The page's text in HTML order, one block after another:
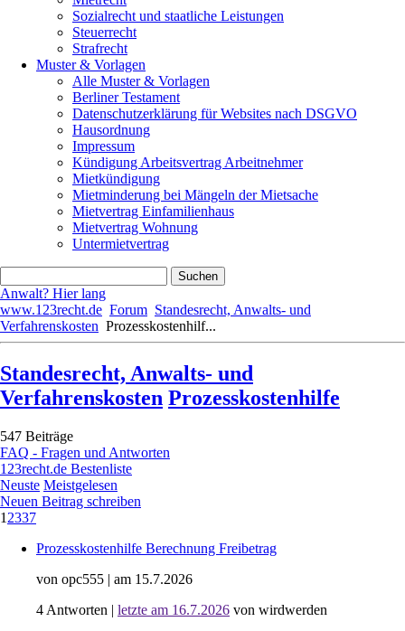
Sozialrecht und staatliche Leistungen
Steuerrecht
Strafrecht
Muster & Vorlagen
Alle Muster & Vorlagen
Berliner Testament
Datenschutzerklärung für Websites nach DSGVO
Hausordnung
Impressum
Kündigung Arbeitsvertrag Arbeitnehmer
Mietkündigung
Mietminderung bei Mängeln der Mietsache
Mietvertrag Einfamilienhaus
Mietvertrag Wohnung
Untermietvertrag
Anwalt? Hier lang
www.123recht.de Forum Standesrecht, Anwalts- und
Verfahrenskosten Prozesskostenhilf...
Standesrecht, Anwalts- und
Verfahrenskosten Prozesskostenhilfe
547 Beiträge
FAQ - Fragen und Antworten
123recht.de Bestenliste
Neuste Meistgelesen
Neuen Beitrag schreiben
1 2337
Prozesskostenhilfe Berechnung Freibetrag
von opc555 | am 15.7.2026
4 Antworten | letzte am 16.7.2026 von wirdwerden